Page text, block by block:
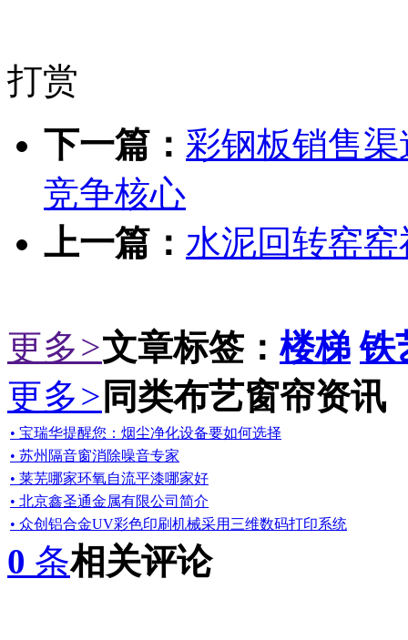
打赏
下一篇： 彩钢板销售
竞争核心
上一篇： 水泥回转窑
更多>文章标签： 楼梯 铁
更多> 同类布艺窗帘资讯
• 宝瑞华提醒您：烟尘净化设备要如何选择
• 苏州隔音窗消除噪音专家
• 莱芜哪家环氧自流平漆哪家好
• 北京鑫圣通金属有限公司简介
• 众创铝合金UV彩色印刷机械采用三维数码打印系统
0 条相关评论